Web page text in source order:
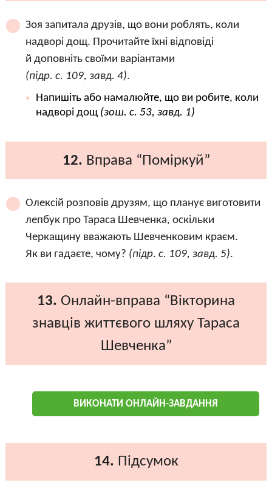
Зоя запитала друзів, що вони роблять, коли
надворі дощ. Прочитайте їхні відповіді
й доповніть своїми варіантами
(підр. с. 109, завд. 4).
Напишіть або намалюйте, що ви робите, коли
надворі дощ (зош. с. 53, завд. 1)
12. Вправа “Поміркуй”
Олексій розповів друзям, що планує виготовити
лепбук про Тараса Шевченка, оскільки
Черкащину вважають Шевченковим краєм.
Як ви гадаєте, чому? (підр. с. 109, завд. 5).
13. Онлайн-вправа “Вікторина
знавців життєвого шляху Тараса
Шевченка”
ВИКОНАТИ ОНЛАЙН-ЗАВДАННЯ
14. Підсумок